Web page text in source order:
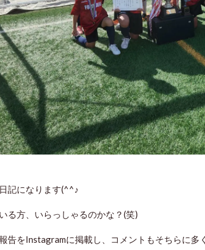
記になります(^^♪
る方、いらっしゃるのかな？(笑)
告をInstagramに掲載し、コメントもそちらに多